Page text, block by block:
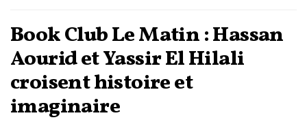
Book Club Le Matin : Hassan
Aourid et Yassir El Hilali
croisent histoire et
imaginaire